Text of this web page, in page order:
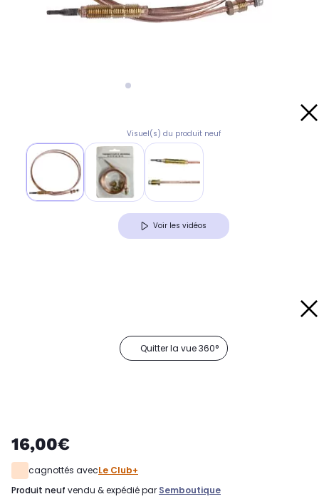
Visuel(s) du produit neuf
Voir les vidéos
Quitter la vue 360°
16,00€
cagnottés avecLe Club+
produit neuf vendu & expédié par Semboutique